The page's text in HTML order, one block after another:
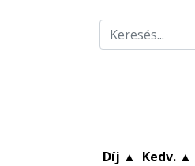
Díj ▲ Kedv. ▲